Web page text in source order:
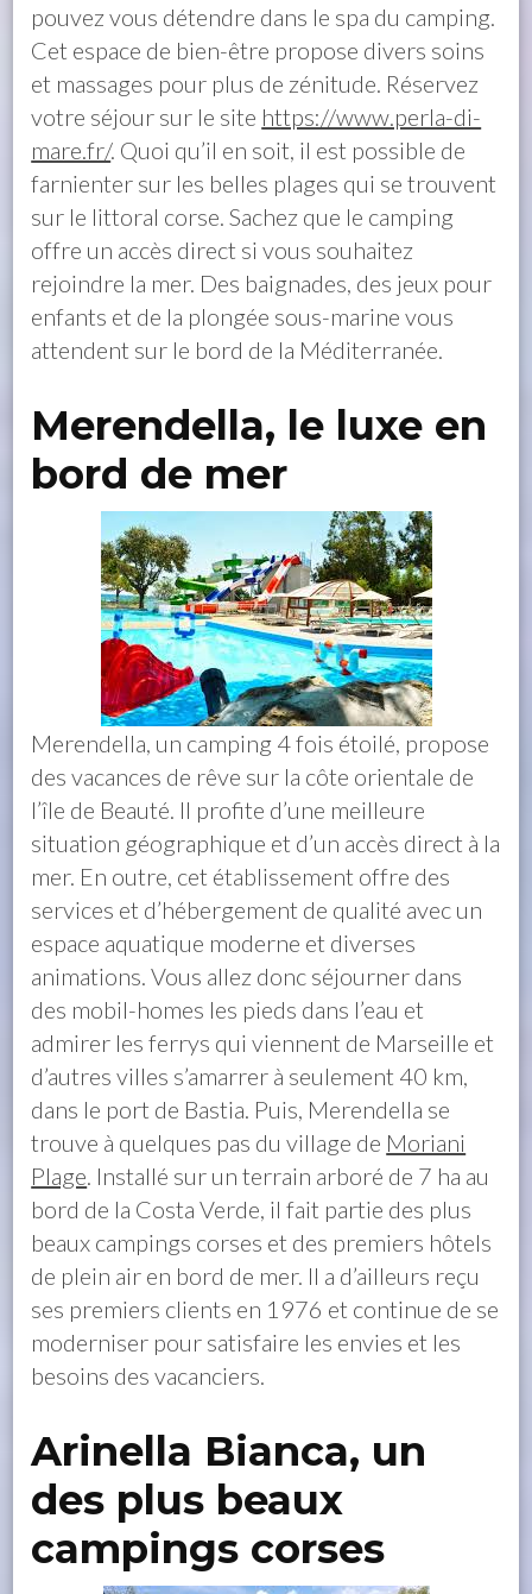
pouvez vous détendre dans le spa du camping.
Cet espace de bien-être propose divers soins
et massages pour plus de zénitude. Réservez
votre séjour sur le site https://www.perla-di-
mare.fr/. Quoi qu’il en soit, il est possible de
farnienter sur les belles plages qui se trouvent
sur le littoral corse. Sachez que le camping
offre un accès direct si vous souhaitez
rejoindre la mer. Des baignades, des jeux pour
enfants et de la plongée sous-marine vous
attendent sur le bord de la Méditerranée.
Merendella, le luxe en
bord de mer
Merendella, un camping 4 fois étoilé, propose
des vacances de rêve sur la côte orientale de
l’île de Beauté. Il profite d’une meilleure
situation géographique et d’un accès direct à la
mer. En outre, cet établissement offre des
services et d’hébergement de qualité avec un
espace aquatique moderne et diverses
animations. Vous allez donc séjourner dans
des mobil-homes les pieds dans l’eau et
admirer les ferrys qui viennent de Marseille et
d’autres villes s’amarrer à seulement 40 km,
dans le port de Bastia. Puis, Merendella se
trouve à quelques pas du village de Moriani
Plage. Installé sur un terrain arboré de 7 ha au
bord de la Costa Verde, il fait partie des plus
beaux campings corses et des premiers hôtels
de plein air en bord de mer. Il a d’ailleurs reçu
ses premiers clients en 1976 et continue de se
moderniser pour satisfaire les envies et les
besoins des vacanciers.
Arinella Bianca, un
des plus beaux
campings corses